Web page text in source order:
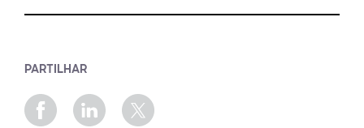
PARTILHAR